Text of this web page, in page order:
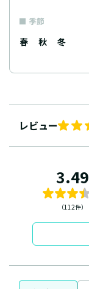
季節
春 秋 冬
レビュー
3.49
（112件）